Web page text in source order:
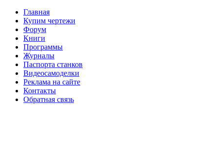
Главная
Купим чертежи
Форум
Книги
Программы
Журналы
Паспорта станков
Видеосамоделки
Реклама на сайте
Контакты
Обратная связь